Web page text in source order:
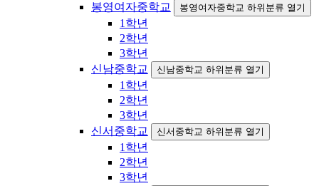
봉영여자중학교
봉영여자중학교 하위분류 열기
1학년
2학년
3학년
신남중학교
신남중학교 하위분류 열기
1학년
2학년
3학년
신서중학교
신서중학교 하위분류 열기
1학년
2학년
3학년